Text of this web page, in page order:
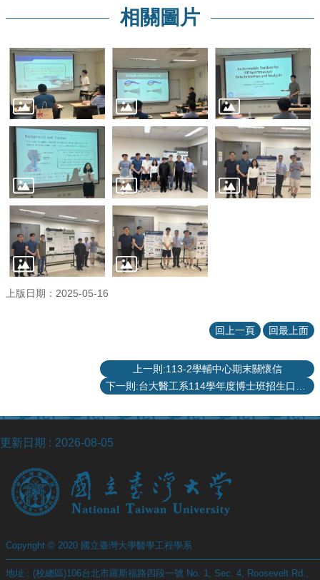
程
教
學
招
生
訊
醫
工
研
究
網
站
資
源
相關圖片
上版日期：2025-05-16
回上一頁 回最上面
上一則:113-2學輔中心期末關懷信
更新日期 2026-08-05
Copyright © 2020 國立臺灣大學醫學工程學系
地址 : (校總區)106台北市羅斯福路四段一號 No. 1, Sec. 4, Roosevelt Rd.,